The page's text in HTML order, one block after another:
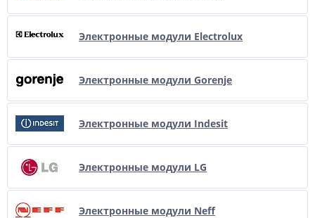
Электронные модули Electrolux
Электронные модули Gorenje
Электронные модули Indesit
Электронные модули LG
Электронные модули Neff